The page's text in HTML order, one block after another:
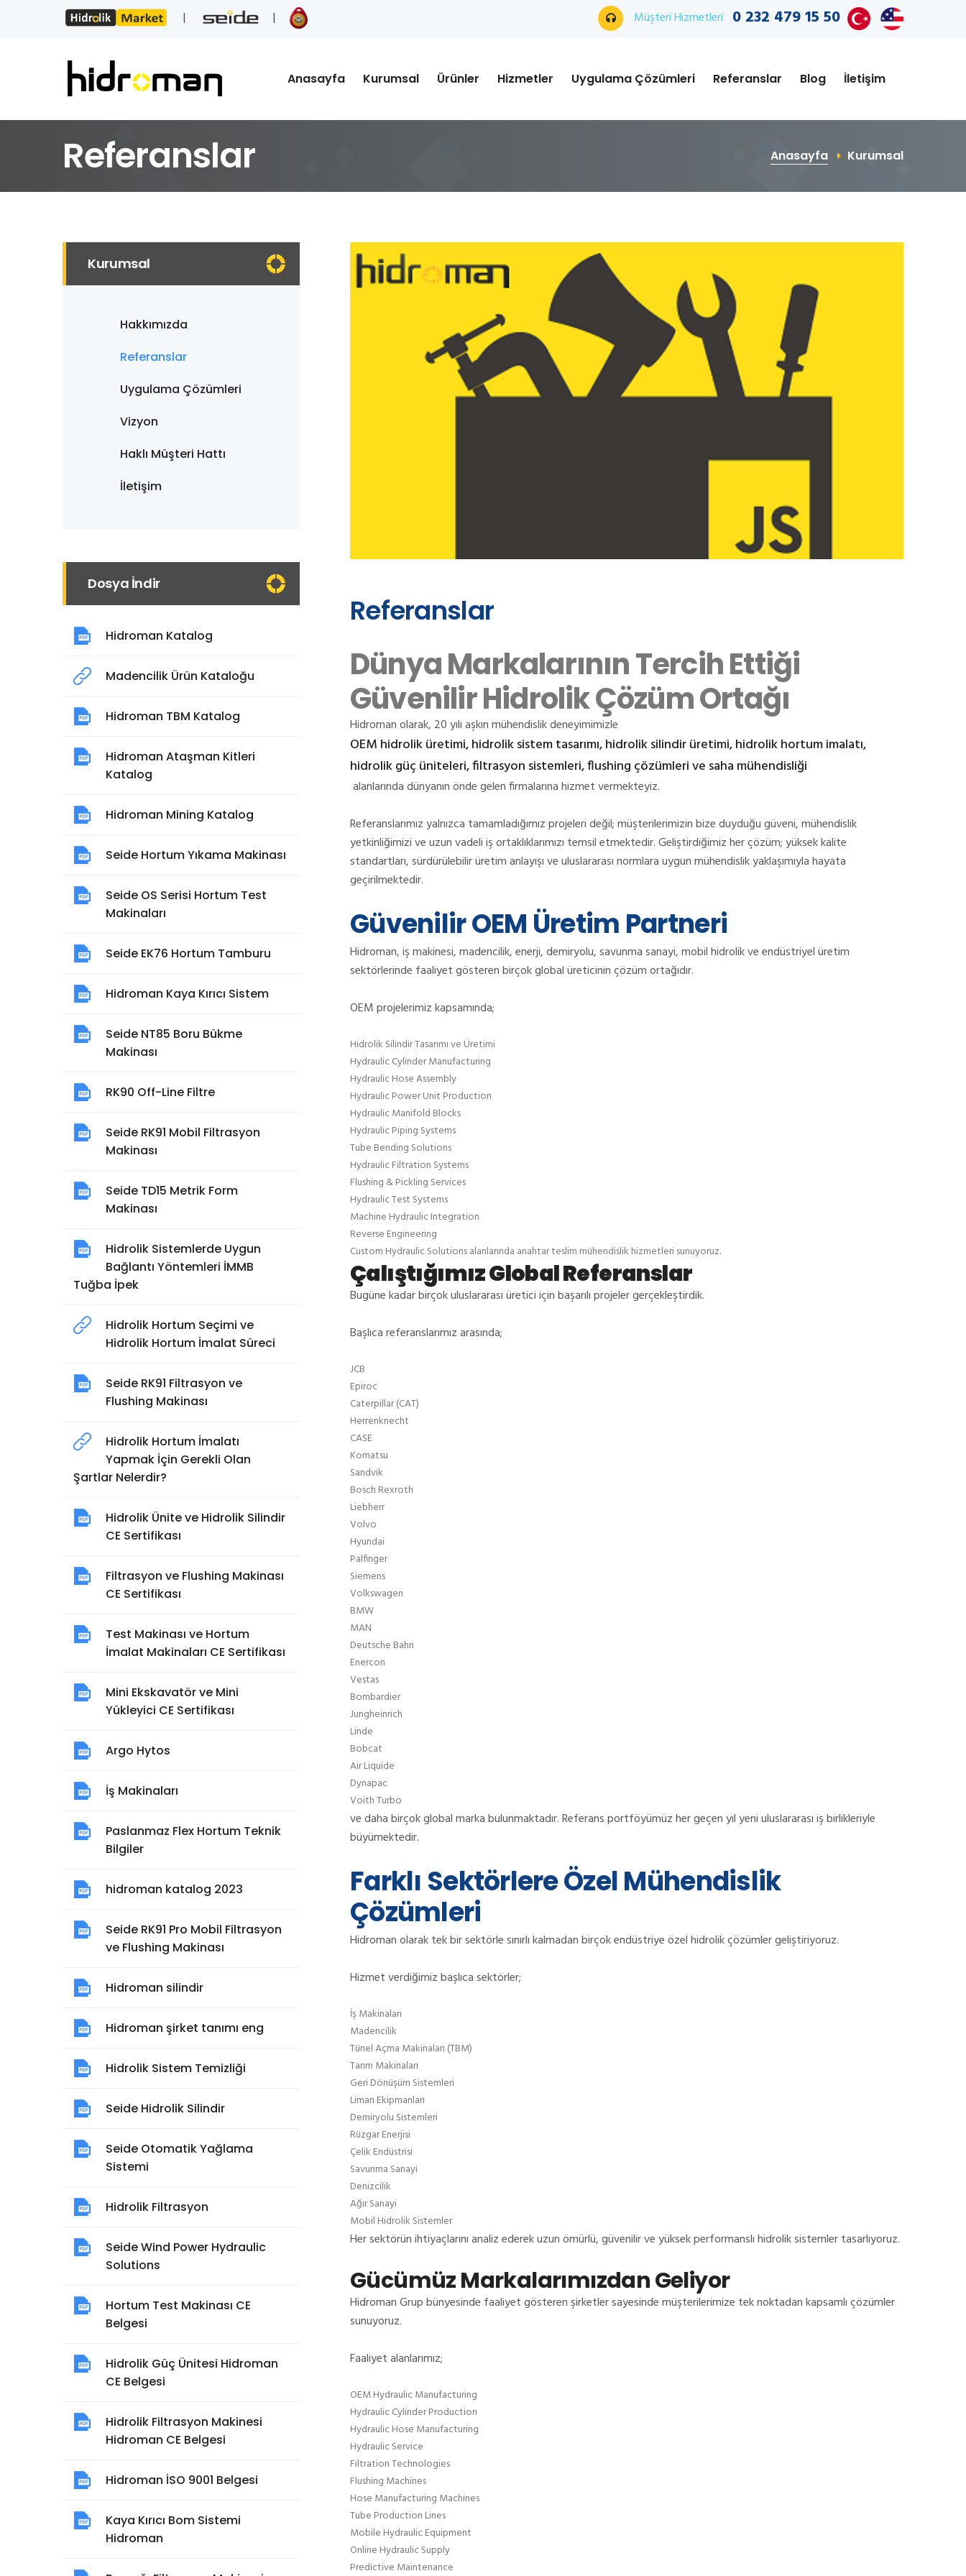
Müşteri Hizmetleri 0 232 479 15 50
Anasayfa Kurumsal Ürünler Hizmetler Uygulama Çözümleri Referanslar Blog İletişim
Referanslar Anasayfa Kurumsal
Referanslar
Dünya Markalarının Tercih Ettiği
Güvenilir Hidrolik Çözüm Ortağı
Hidroman olarak, 20 yılı aşkın mühendislik deneyimimizle
OEM hidrolik üretimi, hidrolik sistem tasarımı, hidrolik silindir üretimi, hidrolik hortum imalatı,
hidrolik güç üniteleri, filtrasyon sistemleri, flushing çözümleri ve saha mühendisliği
alanlarında dünyanın önde gelen firmalarına hizmet vermekteyiz.
Referanslarımız yalnızca tamamladığımız projeleri değil; müşterilerimizin bize duyduğu güveni, mühendislik
yetkinliğimizi ve uzun vadeli iş ortaklıklarımızı temsil etmektedir. Geliştirdiğimiz her çözüm; yüksek kalite
standartları, sürdürülebilir üretim anlayışı ve uluslararası normlara uygun mühendislik yaklaşımıyla hayata
geçirilmektedir.
Güvenilir OEM Üretim Partneri
Hidroman, iş makinesi, madencilik, enerji, demiryolu, savunma sanayi, mobil hidrolik ve endüstriyel üretim
sektörlerinde faaliyet gösteren birçok global üreticinin çözüm ortağıdır.
OEM projelerimiz kapsamında;
Hidrolik Silindir Tasarımı ve Üretimi
Hydraulic Cylinder Manufacturing
Hydraulic Hose Assembly
Hydraulic Power Unit Production
Hydraulic Manifold Blocks
Hydraulic Piping Systems
Tube Bending Solutions
Hydraulic Filtration Systems
Flushing & Pickling Services
Hydraulic Test Systems
Machine Hydraulic Integration
Reverse Engineering
Custom Hydraulic Solutions alanlarında anahtar teslim mühendislik hizmetleri sunuyoruz.
Çalıştığımız Global Referanslar
Bugüne kadar birçok uluslararası üretici için başarılı projeler gerçekleştirdik.
Başlıca referanslarımız arasında;
JCB
Epiroc
Caterpillar (CAT)
Herrenknecht
CASE
Komatsu
Sandvik
Bosch Rexroth
Liebherr
Volvo
Hyundai
Palfinger
Siemens
Volkswagen
BMW
MAN
Deutsche Bahn
Enercon
Vestas
Bombardier
Jungheinrich
Linde
Bobcat
Air Liquide
Dynapac
Voith Turbo
ve daha birçok global marka bulunmaktadır. Referans portföyümüz her geçen yıl yeni uluslararası iş birlikleriyle
büyümektedir.
Farklı Sektörlere Özel Mühendislik
Çözümleri
Hidroman olarak tek bir sektörle sınırlı kalmadan birçok endüstriye özel hidrolik çözümler geliştiriyoruz.
Hizmet verdiğimiz başlıca sektörler;
İş Makinaları
Madencilik
Tünel Açma Makinaları (TBM)
Tarım Makinaları
Geri Dönüşüm Sistemleri
Liman Ekipmanları
Demiryolu Sistemleri
Rüzgar Enerjisi
Çelik Endüstrisi
Savunma Sanayi
Denizcilik
Ağır Sanayi
Mobil Hidrolik Sistemler
Her sektörün ihtiyaçlarını analiz ederek uzun ömürlü, güvenilir ve yüksek performanslı hidrolik sistemler tasarlıyoruz.
Gücümüz Markalarımızdan Geliyor
Hidroman Grup bünyesinde faaliyet gösteren şirketler sayesinde müşterilerimize tek noktadan kapsamlı çözümler
sunuyoruz.
Faaliyet alanlarımız;
OEM Hydraulic Manufacturing
Hydraulic Cylinder Production
Hydraulic Hose Manufacturing
Hydraulic Service
Filtration Technologies
Flushing Machines
Hose Manufacturing Machines
Tube Production Lines
Mobile Hydraulic Equipment
Online Hydraulic Supply
Predictive Maintenance
Kurumsal
Hakkımızda
Referanslar
Uygulama Çözümleri
Vizyon
Haklı Müşteri Hattı
İletişim
Dosya İndir
Hidroman Katalog
Madencilik Ürün Kataloğu
Hidroman TBM Katalog
Hidroman Ataşman Kitleri
Katalog
Hidroman Mining Katalog
Seide Hortum Yıkama Makinası
Seide OS Serisi Hortum Test
Makinaları
Seide EK76 Hortum Tamburu
Hidroman Kaya Kırıcı Sistem
Seide NT85 Boru Bükme
Makinası
RK90 Off-Line Filtre
Seide RK91 Mobil Filtrasyon
Makinası
Seide TD15 Metrik Form
Makinası
Hidrolik Sistemlerde Uygun
Bağlantı Yöntemleri İMMB
Tuğba İpek
Hidrolik Hortum Seçimi ve
Hidrolik Hortum İmalat Süreci
Seide RK91 Filtrasyon ve
Flushing Makinası
Hidrolik Hortum İmalatı
Yapmak İçin Gerekli Olan
Şartlar Nelerdir?
Hidrolik Ünite ve Hidrolik Silindir
CE Sertifikası
Filtrasyon ve Flushing Makinası
CE Sertifikası
Test Makinası ve Hortum
İmalat Makinaları CE Sertifikası
Mini Ekskavatör ve Mini
Yükleyici CE Sertifikası
Argo Hytos
İş Makinaları
Paslanmaz Flex Hortum Teknik
Bilgiler
hidroman katalog 2023
Seide RK91 Pro Mobil Filtrasyon
ve Flushing Makinası
Hidroman silindir
Hidroman şirket tanımı eng
Hidrolik Sistem Temizliği
Seide Hidrolik Silindir
Seide Otomatik Yağlama
Sistemi
Hidrolik Filtrasyon
Seide Wind Power Hydraulic
Solutions
Hortum Test Makinası CE
Belgesi
Hidrolik Güç Ünitesi Hidroman
CE Belgesi
Hidrolik Filtrasyon Makinesi
Hidroman CE Belgesi
Hidroman İSO 9001 Belgesi
Kaya Kırıcı Bom Sistemi
Hidroman